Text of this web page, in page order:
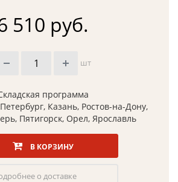
510 руб.
шт
программа
Казань, Ростов-на-Дону,
Пятигорск, Орел, Ярославль
В КОРЗИНУ
о доставке